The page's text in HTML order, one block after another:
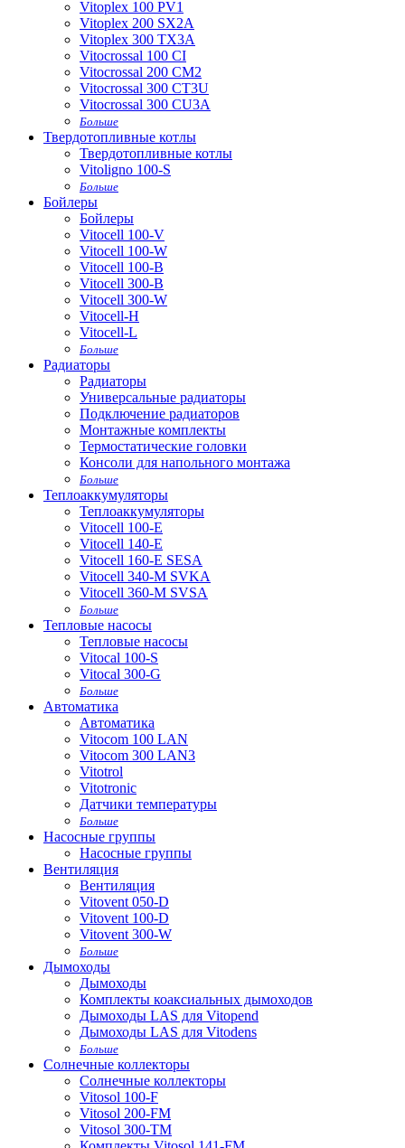
Vitoplex 100 PV1
Vitoplex 200 SX2A
Vitoplex 300 TX3A
Vitocrossal 100 CI
Vitocrossal 200 CM2
Vitocrossal 300 CT3U
Vitocrossal 300 CU3A
Больше
Твердотопливные котлы
Твердотопливные котлы
Vitoligno 100-S
Больше
Бойлеры
Бойлеры
Vitocell 100-V
Vitocell 100-W
Vitocell 100-B
Vitocell 300-B
Vitocell 300-W
Vitocell-H
Vitocell-L
Больше
Радиаторы
Радиаторы
Универсальные радиаторы
Подключение радиаторов
Монтажные комплекты
Термостатические головки
Консоли для напольного монтажа
Больше
Теплоаккумуляторы
Теплоаккумуляторы
Vitocell 100-E
Vitocell 140-E
Vitocell 160-E SESA
Vitocell 340-M SVKA
Vitocell 360-M SVSA
Больше
Тепловые насосы
Тепловые насосы
Vitocal 100-S
Vitocal 300-G
Больше
Автоматика
Автоматика
Vitocom 100 LAN
Vitocom 300 LAN3
Vitotrol
Vitotronic
Датчики температуры
Больше
Насосные группы
Насосные группы
Вентиляция
Вентиляция
Vitovent 050-D
Vitovent 100-D
Vitovent 300-W
Больше
Дымоходы
Дымоходы
Комплекты коаксиальных дымоходов
Дымоходы LAS для Vitopend
Дымоходы LAS для Vitodens
Больше
Солнечные коллекторы
Солнечные коллекторы
Vitosol 100-F
Vitosol 200-FM
Vitosol 300-TM